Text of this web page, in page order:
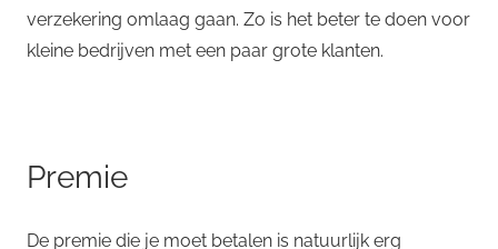
verzekering omlaag gaan. Zo is het beter te doen voor
kleine bedrijven met een paar grote klanten.
Premie
De premie die je moet betalen is natuurlijk erg